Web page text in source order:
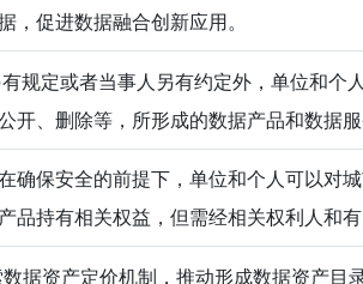
促进数据融合创新应用。
规定或者当事人另有约定外，单位和个
开、删除等，所形成的数据产品和数据服
确保安全的前提下，单位和个人可以对
品持有相关权益，但需经相关权利人和
据资产定价机制，推动形成数据资产目